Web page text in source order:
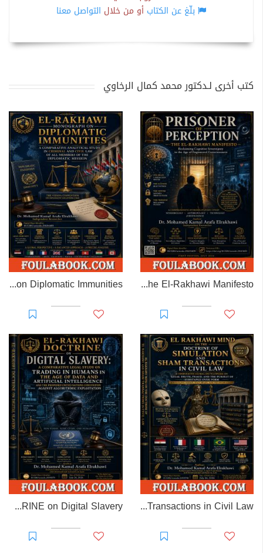
بلّغ عن الكتاب أو من خلال التواصل معنا
كتب أخرى لـدكتور محمد كمال الرخاوي
Prisoner of Perception: The El-Rakhawi Manifesto
EL-RAKHAWI MONOGRAPH on Diplomatic Immunities
EL RAKHAWI MIND on the Doctrine of Simulation and Sham Transactions in Civil Law
EL-RAKHAWI DOCTRINE on Digital Slavery